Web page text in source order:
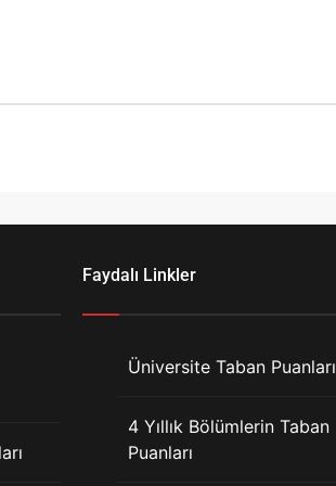
Faydalı Linkler
Üniversite Taban Puanları
4 Yıllık Bölümlerin Taban
Puanları